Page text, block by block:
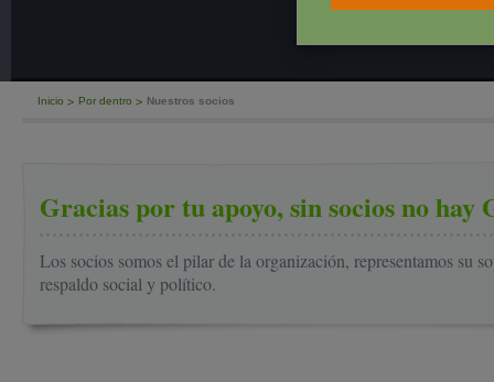
Inicio Por dentro Nuestros socios
Gracias por tu apoyo, sin socios no hay
Los socios somos el pilar de la organización, representamos su
respaldo social y político.